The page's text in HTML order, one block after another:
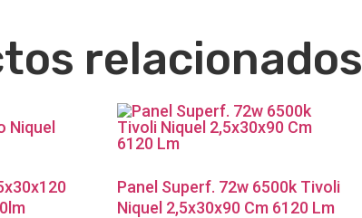
relacionados
Panel Superf. 72w 6500k Tivoli
Niquel 2,5x30x90 Cm 6120 Lm